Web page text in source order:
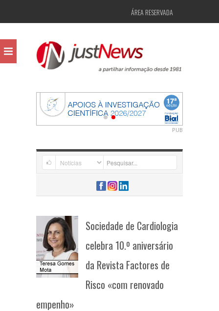
ÁREA RESERVADA
PUB
Sociedade de Cardiologia
celebra 10.º aniversário
da Revista Factores de
Risco «com renovado
empenho»